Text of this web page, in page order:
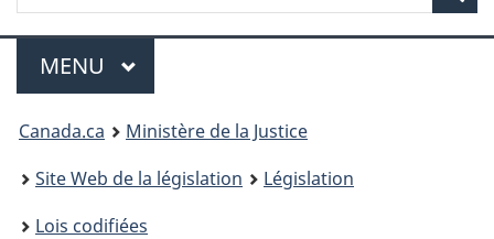
Menu
MENU PRINCIPAL
You
are
here:
Canada.ca
Ministère de la Justice
Site Web de la législation
Législation
Lois codifiées